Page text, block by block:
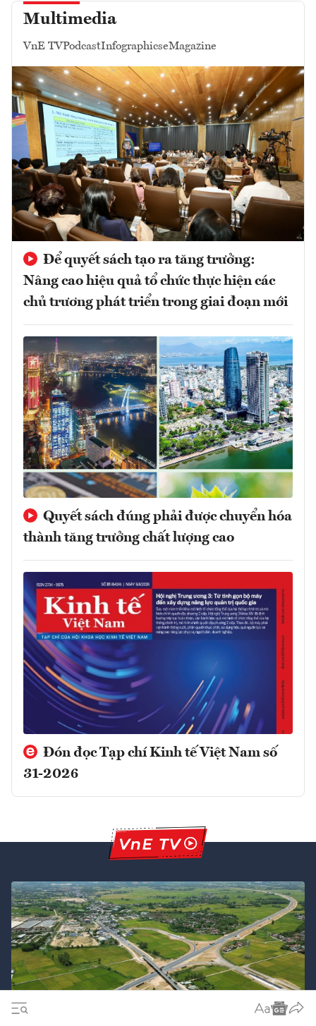
Multimedia
VnE TVPodcastInfographicseMagazine
Để quyết sách tạo ra tăng trưởng:
Nâng cao hiệu quả tổ chức thực hiện các
chủ trương phát triển trong giai đoạn mới
Quyết sách đúng phải được chuyển hóa
thành tăng trưởng chất lượng cao
Đón đọc Tạp chí Kinh tế Việt Nam số
31-2026